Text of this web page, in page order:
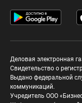
Деловая электронная
Свидетельство о
Выдано федеральной
коммуникаций.
Учредитель ООО